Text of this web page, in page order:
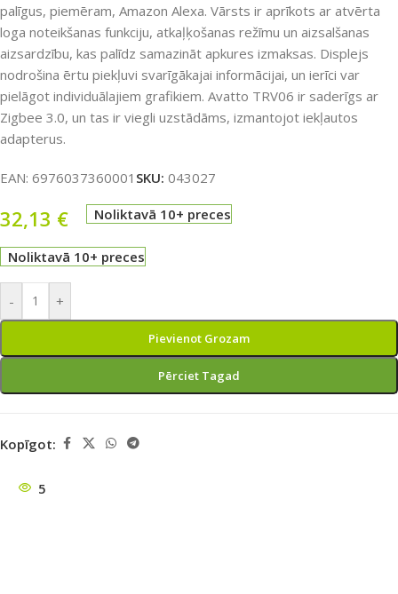
palīgus, piemēram, Amazon Alexa. Vārsts ir aprīkots ar atvērta
loga noteikšanas funkciju, atkaļķošanas režīmu un aizsalšanas
aizsardzību, kas palīdz samazināt apkures izmaksas. Displejs
nodrošina ērtu piekļuvi svarīgākajai informācijai, un ierīci var
pielāgot individuālajiem grafikiem. Avatto TRV06 ir saderīgs ar
Zigbee 3.0, un tas ir viegli uzstādāms, izmantojot iekļautos
adapterus.
EAN: 6976037360001 SKU: 043027
32,13 € Noliktavā 10+ preces
Noliktavā 10+ preces
- +
Pievienot Grozam
Pērciet Tagad
Kopīgot:
5